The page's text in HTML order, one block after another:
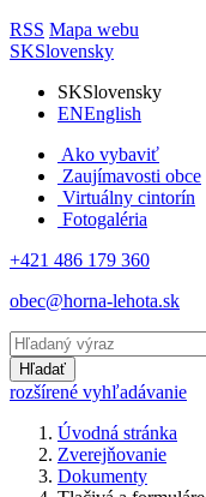
RSS Mapa webu
SKSlovensky
SKSlovensky
ENEnglish
Ako vybaviť
Zaujímavosti obce
Virtuálny cintorín
Fotogaléria
+421 486 179 360
obec@horna-lehota.sk
Hľadať
rozšírené vyhľadávanie
Úvodná stránka
Zverejňovanie
Dokumenty